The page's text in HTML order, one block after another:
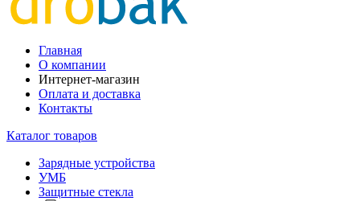
Главная
О компании
Интернет-магазин
Оплата и доставка
Контакты
Каталог товаров
Зарядные устройства
УМБ
Защитные стекла